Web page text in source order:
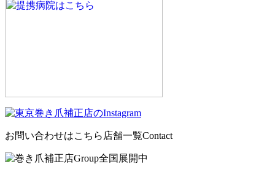
お問い合わせはこちら 店舗一覧Contact